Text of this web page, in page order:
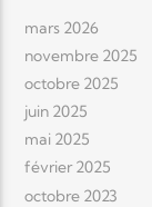
mars 2026
novembre 2025
octobre 2025
juin 2025
mai 2025
février 2025
octobre 2023